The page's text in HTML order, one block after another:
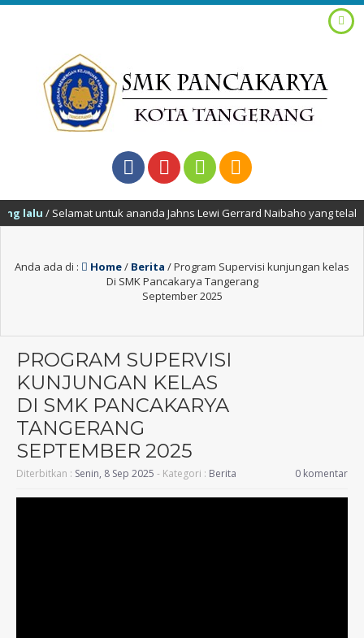
lalu/ Selamat untuk ananda Jahns Lewi Gerrard Naibaho yang telah
Anda ada di : Home/ Berita /Program Supervisi kunjungan kelas
Di SMK Pancakarya Tangerang
September 2025
PROGRAM SUPERVISI
KUNJUNGAN KELAS
DI SMK PANCAKARYA
TANGERANG
SEPTEMBER 2025
Diterbitkan : Senin, 8 Sep 2025 - Kategori : Berita 0 komentar